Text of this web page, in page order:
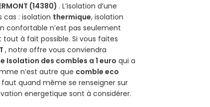
(14380) . L’isolation d’une
: isolation thermique, isolation
confortable n’est pas seulement
tout à fait possible. Si vous faites
, notre offre vous conviendra
Isolation des combles a 1 euro qui a
n’est autre que comble eco
faut quand même se renseigner sur
energetique sont à considérer.